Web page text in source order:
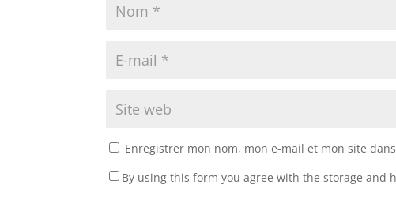
Enregistrer mon nom, mon e-mail et mon site
By using this form you agree with the storage